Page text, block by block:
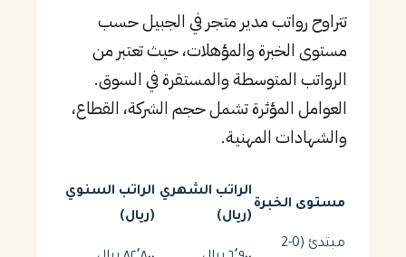
تتراوح رواتب مدير متجر في الجبيل حسب
مستوى الخبرة والمؤهلات، حيث تعتبر من
الرواتب المتوسطة والمستقرة في السوق.
العوامل المؤثرة تشمل حجم الشركة، القطاع،
والشهادات المهنية.
مستوى الخبرة
الراتب الشهري
(ريال)
الراتب السنوي
(ريال)
مبتدئ (0-2